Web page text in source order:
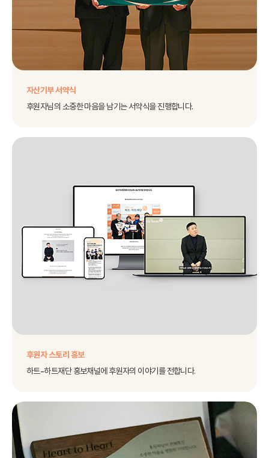
자산기부 서약식
후원자님의 소중한 마음을 남기는 서약식을 진행합니다.
후원자 스토리 홍보
하트-하트재단 홍보채널에 후원자의 이야기를 전합니다.